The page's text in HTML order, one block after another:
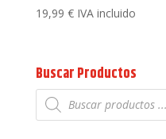
19,99 € IVA incluido
Buscar Productos
Búsqueda
de
productos